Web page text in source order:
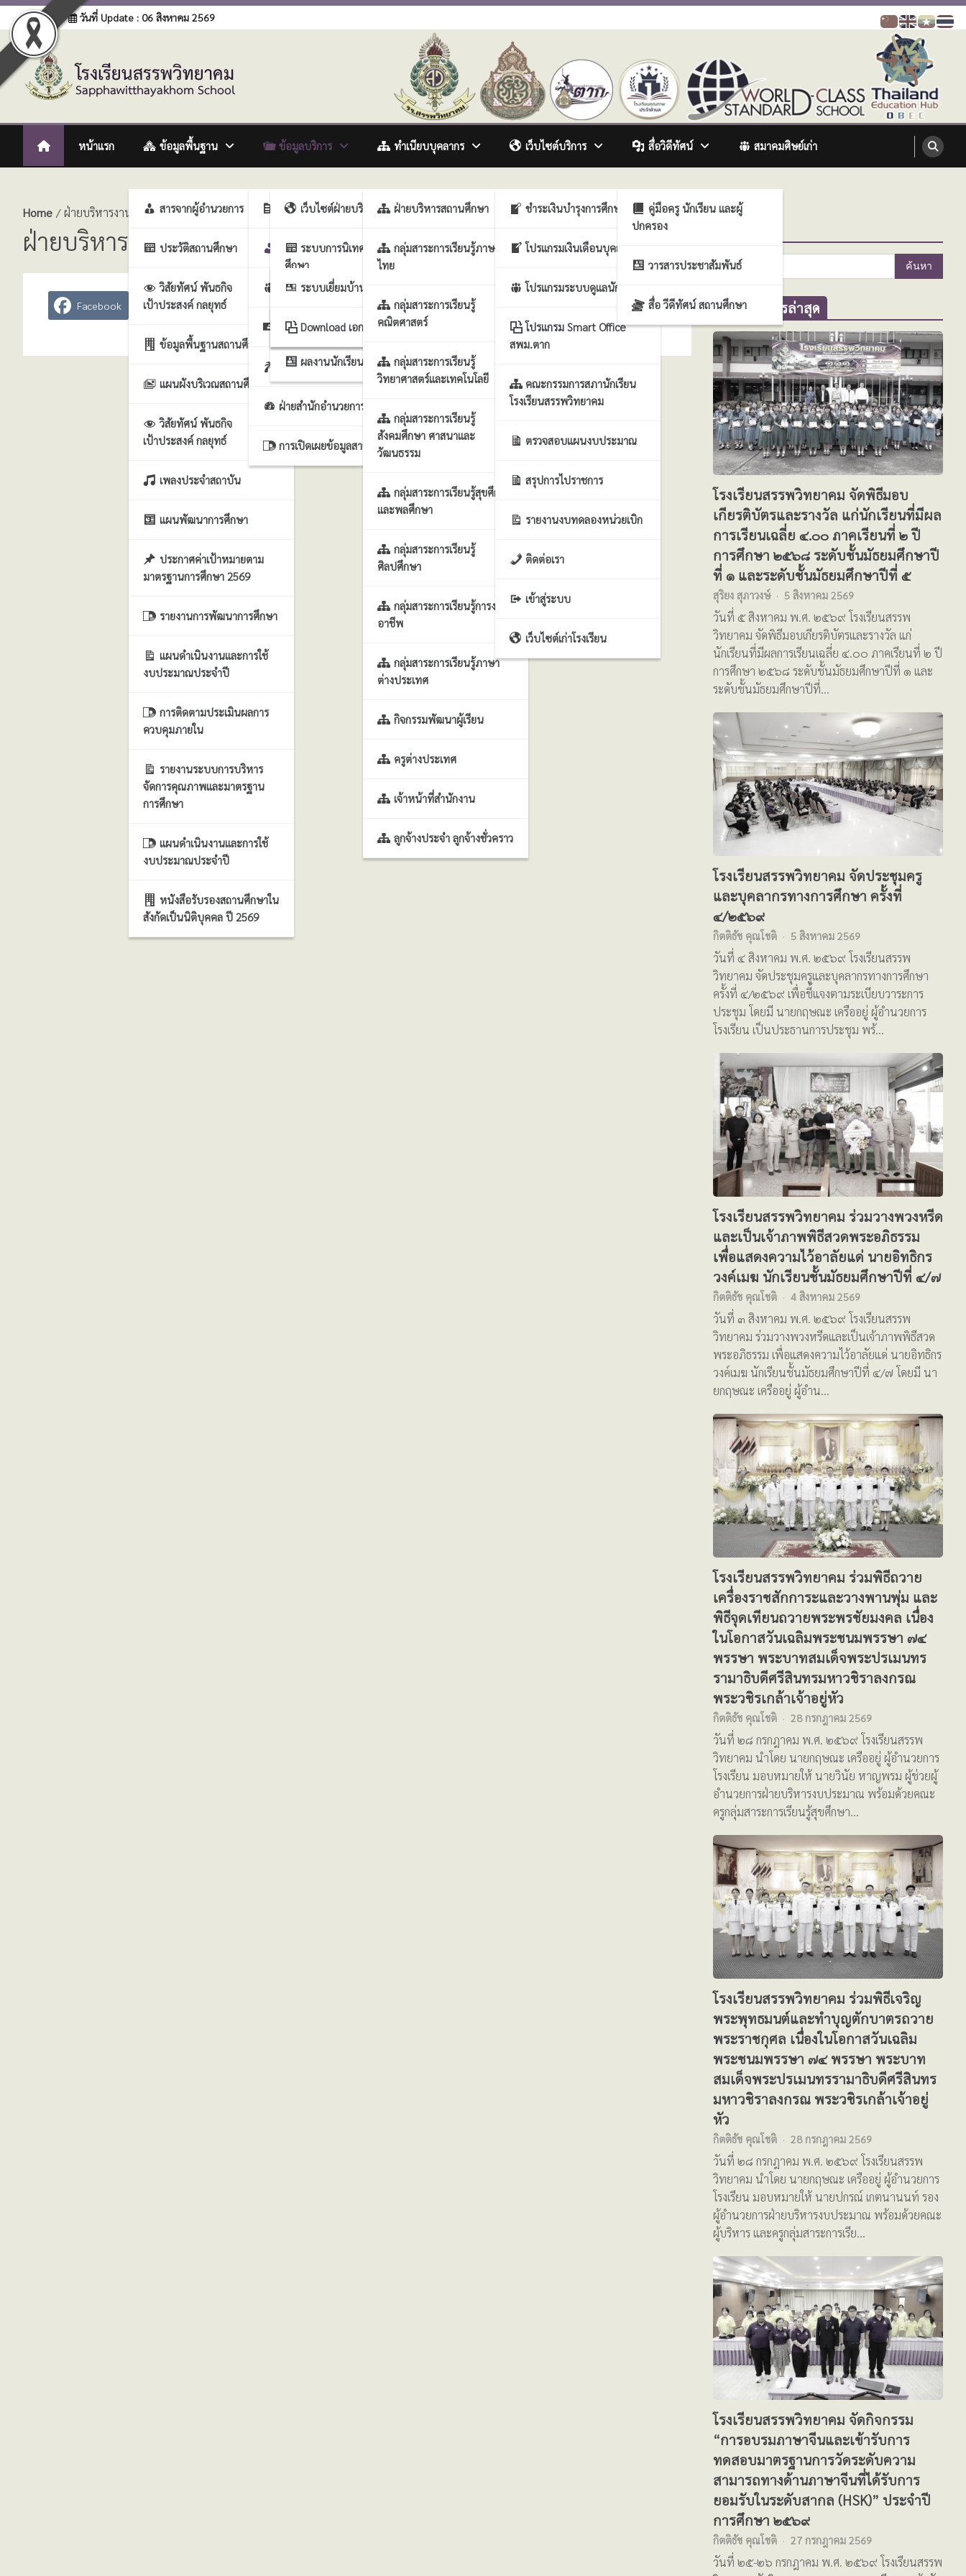
Skip
to
content
Login วันที่ Update : 06 สิงหาคม 2569
โรงเรียนสรรพวิทยาคม
:: โรงเรียนสรรพวิทยาคม อำเภอแม่สอด จังหวัดตาก :: Sapphawitthayakhom School
หน้าแรก ข้อมูลพื้นฐาน
สารจากผู้อำนวยการ
ประวัติสถานศึกษา
วิสัยทัศน์ พันธกิจ
เป้าประสงค์ กลยุทธ์
ข้อมูลพื้นฐานสถานศึกษา
แผนผังบริเวณสถานศึกษา
วิสัยทัศน์ พันธกิจ
เป้าประสงค์ กลยุทธ์
เพลงประจำสถาบัน
แผนพัฒนาการศึกษา
ประกาศค่าเป้าหมายตาม
มาตรฐานการศึกษา 2569
รายงานการพัฒนาการศึกษา
แผนดำเนินงานและการใช้
งบประมาณประจำปี
การติดตามประเมินผลการ
ควบคุมภายใน
รายงานระบบการบริหาร
จัดการคุณภาพและมาตรฐาน
การศึกษา
แผนดำเนินงานและการใช้
งบประมาณประจำปี
หนังสือรับรองสถานศึกษาใน
สังกัดเป็นนิติบุคคล ปี 2569
ข้อมูลบริการ
ฝ่ายบริหารวิชาการ
เว็บไซต์ฝ่ายบริหารวิชาการ
ระบบการนิเทศภายในสถาน
ศึกษา
งานประกันคุณภาพสถาน
ศึกษา
ผลงานนักเรียน
ฝ่ายบริหารงานบุคคล
ฝ่ายบริหารกิจการนักเรียน
ระบบเยี่ยมบ้านนักเรียน
ระบบขยะแลกแต้ม
ฝ่ายธุรการ นโยบาย แผนฯ
Download เอกสารแผนงาน
ฝ่ายบริหารงานทั่วไป
ฝ่ายสำนักอำนวยการ
การเปิดเผยข้อมูลสาธารณะ
ทำเนียบบุคลากร
ฝ่ายบริหารสถานศึกษา
กลุ่มสาระการเรียนรู้ภาษา
ไทย
กลุ่มสาระการเรียนรู้
คณิตศาสตร์
กลุ่มสาระการเรียนรู้
วิทยาศาสตร์และเทคโนโลยี
กลุ่มสาระการเรียนรู้
สังคมศึกษา ศาสนาและ
วัฒนธรรม
กลุ่มสาระการเรียนรู้สุขศึกษา
และพลศึกษา
กลุ่มสาระการเรียนรู้
ศิลปศึกษา
กลุ่มสาระการเรียนรู้การงาน
อาชีพ
กลุ่มสาระการเรียนรู้ภาษา
ต่างประเทศ
กิจกรรมพัฒนาผู้เรียน
ครูต่างประเทศ
เจ้าหน้าที่สำนักงาน
ลูกจ้างประจำ ลูกจ้างชั่วคราว
เว็บไซต์บริการ
ชำระเงินบำรุงการศึกษา
โปรแกรมเงินเดือนบุคลากร
โปรแกรมระบบดูแลนักเรียน
โปรแกรม Smart Office
สพม.ตาก
คณะกรรมการสภานักเรียน
โรงเรียนสรรพวิทยาคม
ตรวจสอบแผนงบประมาณ
สรุปการไปราชการ
รายงานงบทดลองหน่วยเบิก
ติดต่อเรา
เข้าสู่ระบบ
เว็บไซต์เก่าโรงเรียน
สื่อวิดีทัศน์
คู่มือครู นักเรียน และผู้
ปกครอง
วารสารประชาสัมพันธ์
สื่อ วีดีทัศน์ สถานศึกษา
สมาคมศิษย์เก่า
Home ฝ่ายบริหารงานบุคคล
ฝ่ายบริหารงานบุคคล
Facebook X
ค้นหา
ข่าวสารล่าสุด
โรงเรียนสรรพวิทยาคม จัดพิธีมอบ
เกียรติบัตรและรางวัล แก่นักเรียนที่มีผล
การเรียนเฉลี่ย ๔.๐๐ ภาคเรียนที่ ๒ ปี
การศึกษา ๒๕๖๘ ระดับชั้นมัธยมศึกษาปี
ที่ ๑ และระดับชั้นมัธยมศึกษาปีที่ ๕
สุริยง สุภาวงษ์ 5 สิงหาคม 2569
วันที่ ๕ สิงหาคม พ.ศ. ๒๕๖๙ โรงเรียนสรรพ
วิทยาคม จัดพิธีมอบเกียรติบัตรและรางวัล แก่
นักเรียนที่มีผลการเรียนเฉลี่ย ๔.๐๐ ภาคเรียนที่ ๒ ปี
การศึกษา ๒๕๖๘ ระดับชั้นมัธยมศึกษาปีที่ ๑ และ
ระดับชั้นมัธยมศึกษาปีที่…
โรงเรียนสรรพวิทยาคม จัดประชุมครู
และบุคลากรทางการศึกษา ครั้งที่
๔/๒๕๖๙
กิตติธัช คุณโชติ 5 สิงหาคม 2569
วันที่ ๔ สิงหาคม พ.ศ. ๒๕๖๙ โรงเรียนสรรพ
วิทยาคม จัดประชุมครูและบุคลากรทางการศึกษา
ครั้งที่ ๔/๒๕๖๙ เพื่อชี้แจงตามระเบียบวาระการ
ประชุม โดยมี นายกฤษณะ เครืออยู่ ผู้อำนวยการ
โรงเรียน เป็นประธานการประชุม พร้…
โรงเรียนสรรพวิทยาคม ร่วมวางพวงหรีด
และเป็นเจ้าภาพพิธีสวดพระอภิธรรม
เพื่อแสดงความไว้อาลัยแด่ นายอิทธิกร
วงค์เมฆ นักเรียนชั้นมัธยมศึกษาปีที่ ๔/๗
กิตติธัช คุณโชติ 4 สิงหาคม 2569
วันที่ ๓ สิงหาคม พ.ศ. ๒๕๖๙ โรงเรียนสรรพ
วิทยาคม ร่วมวางพวงหรีดและเป็นเจ้าภาพพิธีสวด
พระอภิธรรม เพื่อแสดงความไว้อาลัยแด่ นายอิทธิกร
วงค์เมฆ นักเรียนชั้นมัธยมศึกษาปีที่ ๔/๗ โดยมี นา
ยกฤษณะ เครืออยู่ ผู้อำน…
โรงเรียนสรรพวิทยาคม ร่วมพิธีถวาย
เครื่องราชสักการะและวางพานพุ่ม และ
พิธีจุดเทียนถวายพระพรชัยมงคล เนื่อง
ในโอกาสวันเฉลิมพระชนมพรรษา ๗๔
พรรษา พระบาทสมเด็จพระปรเมนทร
รามาธิบดีศรีสินทรมหาวชิราลงกรณ
พระวชิรเกล้าเจ้าอยู่หัว
กิตติธัช คุณโชติ 28 กรกฎาคม 2569
วันที่ ๒๘ กรกฎาคม พ.ศ. ๒๕๖๙ โรงเรียนสรรพ
วิทยาคม นำโดย นายกฤษณะ เครืออยู่ ผู้อำนวยการ
โรงเรียน มอบหมายให้ นายวินัย หาญพรม ผู้ช่วยผู้
อำนวยการฝ่ายบริหารงบประมาณ พร้อมด้วยคณะ
ครูกลุ่มสาระการเรียนรู้สุขศึกษา…
โรงเรียนสรรพวิทยาคม ร่วมพิธีเจริญ
พระพุทธมนต์และทำบุญตักบาตรถวาย
พระราชกุศล เนื่องในโอกาสวันเฉลิม
พระชนมพรรษา ๗๔ พรรษา พระบาท
สมเด็จพระปรเมนทรรามาธิบดีศรีสินทร
มหาวชิราลงกรณ พระวชิรเกล้าเจ้าอยู่
หัว
กิตติธัช คุณโชติ 28 กรกฎาคม 2569
วันที่ ๒๘ กรกฎาคม พ.ศ. ๒๕๖๙ โรงเรียนสรรพ
วิทยาคม นำโดย นายกฤษณะ เครืออยู่ ผู้อำนวยการ
โรงเรียน มอบหมายให้ นายปกรณ์ เกตนานนท์ รอง
ผู้อำนวยการฝ่ายบริหารงบประมาณ พร้อมด้วยคณะ
ผู้บริหาร และครูกลุ่มสาระการเรีย…
โรงเรียนสรรพวิทยาคม จัดกิจกรรม
“การอบรมภาษาจีนและเข้ารับการ
ทดสอบมาตรฐานการวัดระดับความ
สามารถทางด้านภาษาจีนที่ได้รับการ
ยอมรับในระดับสากล (HSK)” ประจำปี
การศึกษา ๒๕๖๙
กิตติธัช คุณโชติ 27 กรกฎาคม 2569
วันที่ ๒๕-๒๖ กรกฎาคม พ.ศ. ๒๕๖๙ โรงเรียนสรรพ